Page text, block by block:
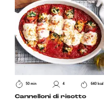
50 min 4 640 kcal
Cannelloni di risotto